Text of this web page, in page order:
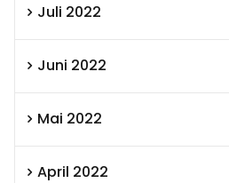
Juli 2022
Juni 2022
Mai 2022
April 2022